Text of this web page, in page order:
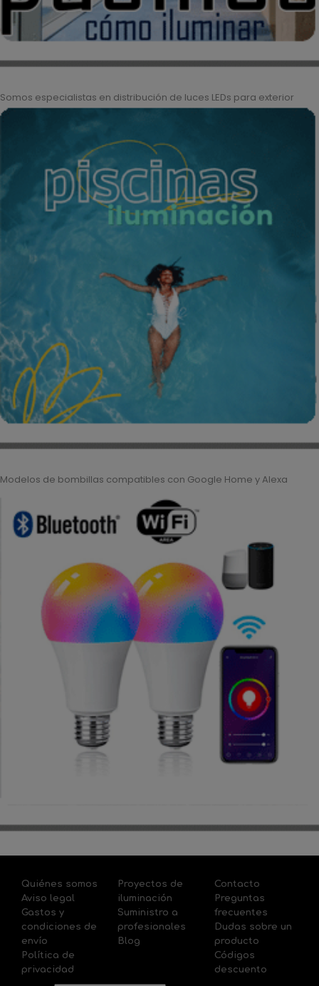
Somos especialistas en distribución de luces LEDs para exterior
Modelos de bombillas compatibles con Google Home y Alexa
Quiénes somos
Aviso legal
Gastos y
condiciones de
envío
Política de
privacidad
Proyectos de
iluminación
Suministro a
profesionales
Blog
Contacto
Preguntas
frecuentes
Dudas sobre un
producto
Códigos
descuento